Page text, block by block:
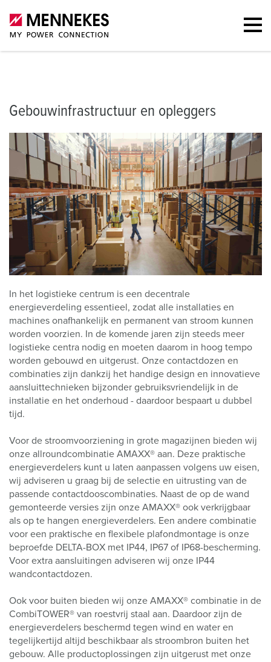
Gebouwinfrastructuur en opleggers
Gebouwinfrastructuur en opleggers
In het logistieke centrum is een decentrale
energieverdeling essentieel, zodat alle installaties en
machines onafhankelijk en permanent van stroom kunnen
worden voorzien. In de komende jaren zijn steeds meer
logistieke centra nodig en moeten daarom in hoog tempo
worden gebouwd en uitgerust. Onze contactdozen en
combinaties zijn dankzij het handige design en innovatieve
aansluittechnieken bijzonder gebruiksvriendelijk in de
installatie en het onderhoud - daardoor bespaart u dubbel
tijd.
Voor de stroomvoorziening in grote magazijnen bieden wij
onze allroundcombinatie AMAXX® aan. Deze praktische
energieverdelers kunt u laten aanpassen volgens uw eisen,
wij adviseren u graag bij de selectie en uitrusting van de
passende contactdooscombinaties. Naast de op de wand
gemonteerde versies zijn onze AMAXX® ook verkrijgbaar
als op te hangen energieverdelers. Een andere combinatie
voor een praktische en flexibele plafondmontage is onze
beproefde DELTA-BOX met IP44, IP67 of IP68-bescherming.
Voor extra aansluitingen adviseren wij onze IP44
wandcontactdozen.
Ook voor buiten bieden wij onze AMAXX® combinatie in de
CombiTOWER® van roestvrij staal aan. Daardoor zijn de
energieverdelers beschermd tegen wind en water en
tegelijkertijd altijd beschikbaar als stroombron buiten het
gebouw. Alle productoplossingen zijn uitgerust met onze